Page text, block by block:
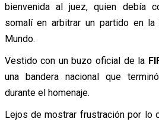
bienvenida al juez, quien debía
somalí en arbitrar un partido en
Mundo.
Vestido con un buzo oficial de la
una bandera nacional que
durante el homenaje.
Lejos de mostrar frustración por lo